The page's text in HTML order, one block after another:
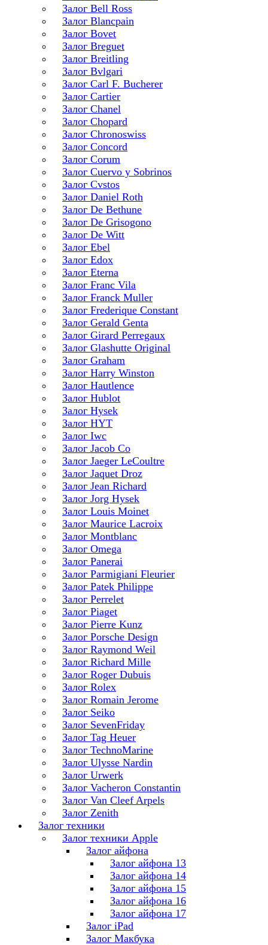
Залог Bell Ross
Залог Blancpain
Залог Bovet
Залог Breguet
Залог Breitling
Залог Bvlgari
Залог Carl F. Bucherer
Залог Cartier
Залог Chanel
Залог Chopard
Залог Chronoswiss
Залог Concord
Залог Corum
Залог Cuervo y Sobrinos
Залог Cvstos
Залог Daniel Roth
Залог De Bethune
Залог De Grisogono
Залог De Witt
Залог Ebel
Залог Edox
Залог Eterna
Залог Franc Vila
Залог Franck Muller
Залог Frederique Constant
Залог Gerald Genta
Залог Girard Perregaux
Залог Glashutte Original
Залог Graham
Залог Harry Winston
Залог Hautlence
Залог Hublot
Залог Hysek
Залог HYT
Залог Iwc
Залог Jacob Co
Залог Jaeger LeCoultre
Залог Jaquet Droz
Залог Jean Richard
Залог Jorg Hysek
Залог Louis Moinet
Залог Maurice Lacroix
Залог Montblanc
Залог Omega
Залог Panerai
Залог Parmigiani Fleurier
Залог Patek Philippe
Залог Perrelet
Залог Piaget
Залог Pierre Kunz
Залог Porsche Design
Залог Raymond Weil
Залог Richard Mille
Залог Roger Dubuis
Залог Rolex
Залог Romain Jerome
Залог Seiko
Залог SevenFriday
Залог Tag Heuer
Залог TechnoMarine
Залог Ulysse Nardin
Залог Urwerk
Залог Vacheron Constantin
Залог Van Cleef Arpels
Залог Zenith
Залог техники
Залог техники Apple
Залог айфона
Залог айфона 13
Залог айфона 14
Залог айфона 15
Залог айфона 16
Залог айфона 17
Залог iPad
Залог Макбука